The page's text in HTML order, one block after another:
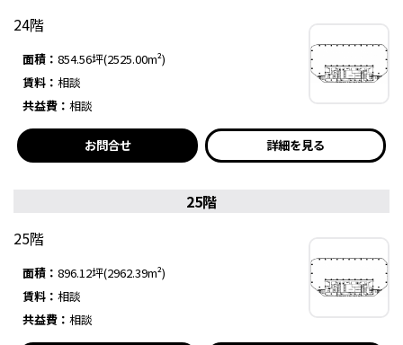
24階
面積： 854.56坪(2525.00m²)
賃料： 相談
共益費： 相談
お問合せ 詳細を見る
25階
25階
面積： 896.12坪(2962.39m²)
賃料： 相談
共益費： 相談